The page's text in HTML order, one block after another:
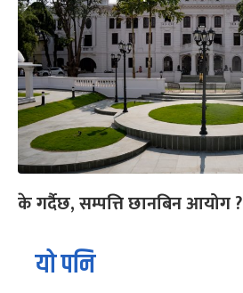
के गर्दैछ, सम्पत्ति छानबिन आयोग ?
यो पनि